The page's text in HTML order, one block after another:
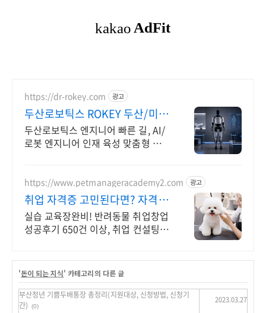
https://dr-rokey.com 광고
두산로보틱스 ROKEY 두산/미국
기업 인턴쉽
두산로보틱스 엔지니어 빠른 길, AI/
로봇 엔지니어 인재 육성 맞춤형 교
https://www.petmanageracademy2.com 광고
취업 자격증 고민된다면? 자격증
취득을 위한 맞춤교육
실습 교육장완비! 반려동물 취업창업
성공후기 650건 이상, 취업 컨설팅도
'돈이 되는 지식' 카테고리의 다른 글
부산청년 기쁨두배통장 총정리(지원대상, 신청방법, 신청기
간)
(0)
2023.03.27